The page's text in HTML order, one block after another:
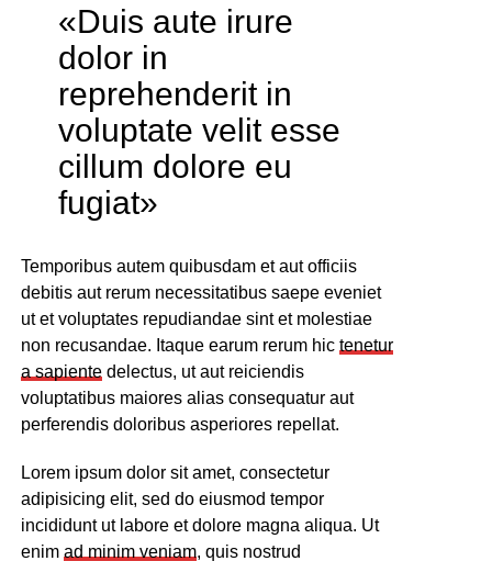
«Duis aute irure
dolor in
reprehenderit in
voluptate velit esse
cillum dolore eu
fugiat»
Temporibus autem quibusdam et aut officiis
debitis aut rerum necessitatibus saepe eveniet
ut et voluptates repudiandae sint et molestiae
non recusandae. Itaque earum rerum hic tenetur
a sapientedelectus, ut aut reiciendis
voluptatibus maiores alias consequatur aut
perferendis doloribus asperiores repellat.
Lorem ipsum dolor sit amet, consectetur
adipisicing elit, sed do eiusmod tempor
incididunt ut labore et dolore magna aliqua. Ut
enim ad minim veniam, quis nostrud